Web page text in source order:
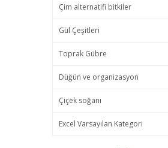
Çim alternatifi bitkiler
Gül Çeşitleri
Toprak Gübre
Düğün ve organizasyon
Çiçek soğanı
Excel Varsayılan Kategori